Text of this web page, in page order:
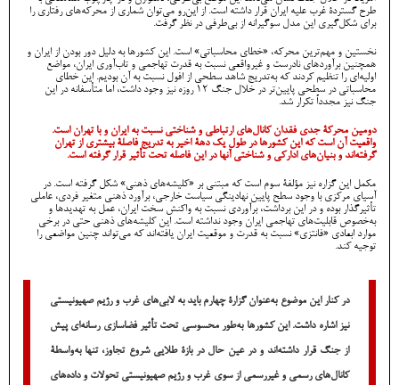
طرح گستردۀ غرب علیه ایران قرار داشته است. از این‌رو می‌توان شماری از محرکه‌های رفتاری را
برای شکل‌گیری این مدل سوگیرانه از بی‌طرفی در نظر گرفت.
نخستین و مهم‌ترین محرکه، «خطای محاسباتی» است. این کشورها به دلیل دور بودن از ایران و
همچنین برآوردهای نادرست و غیرواقعی نسبت به قدرت تهاجمی و تاب‌آوری ایران، مواضع
اولیه‌ای را تنظیم کردند که به‌تدریج شاهد سطحی از افول نسبت به آن بودیم. این خطای
محاسباتی در سطحی پایین‌تر در خلال جنگ 12 روزه نیز وجود داشت، اما متأسفانه در این
جنگ نیز مجدداً تکرار شد.
دومین محرکۀ جدی فقدان کانال‌های ارتباطی و شناختی نسبت به ایران و با تهران است.
واقعیت آن است که این کشورها در طول یک دهۀ اخیر به تدریج فاصلۀ بیشتری از تهران
گرفته‌اند و بنیان‌های ادارکی و شناختی آنها در این فاصله تحت تأثیر قرار گرفته است.
مکمل این گزاره نیز مؤلفۀ سوم است که مبتنی بر «کلیشه‌های ذهنی» شکل گرفته است. در
آسیای مرکزی با وجود سطح پایین نهادینگی سیاست خارجی، برآورد ذهنی متغیر فردی، عاملی
تأثیرگذار بوده و در این برداشت، برآوردی نسبت به واکنش سخت ایران، عمل به تهدیدها و
به‌خصوص قابلیت‌های تهاجمی ایران وجود نداشته است. این کلیشه‌های ذهنی حتی در برخی
موارد ابعادی «فانتزی» نسبت به قدرت و موقعیت ایران یافته‌اند که می‌تواند چنین مواضعی را
توجیه کند.
در کنار این موضوع به‌عنوان گزارۀ چهارم باید به لابی‌های غرب و رژیم صهیونیستی
نیز اشاره داشت. این کشورها به‌طور محسوسی تحت تأثیر فضاسازی رسانه‌ای پیش
از جنگ قرار داشته‌اند و در عین حال در بازۀ طلایی شروع تجاوز، تنها به‌واسطۀ
کانال‌های رسمی و غیررسمی از سوی غرب و رژیم صهیونیستی تحولات و داده‌های